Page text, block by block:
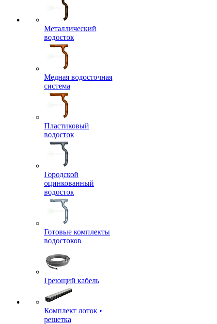
Металлический
водосток
Медная водосточная
система
Пластиковый
водосток
Городской
оцинкованный
водосток
Готовые комплекты
водостоков
Греющий кабель
Комплект лоток •
решетка